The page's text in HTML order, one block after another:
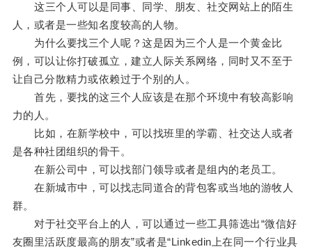
这三个人可以是同事、同学、朋友、社交网站上的陌生
人，或者是一些知名度较高的人物。
为什么要找三个人呢？这是因为三个人是一个黄金比
例，可以让你打破孤立，建立人际关系网络，同时又不至于
让自己分散精力或依赖过于个别的人。
首先，要找的这三个人应该是在那个环境中有较高影响
力的人。
比如，在新学校中，可以找班里的学霸、社交达人或者
是各种社团组织的骨干。
在新公司中，可以找部门领导或者是组内的老员工。
在新城市中，可以找志同道合的背包客或当地的游牧人
群。
对于社交平台上的人，可以通过一些工具筛选出“微信好
友圈里活跃度最高的朋友”或者是“Linkedin上在同一个行业具